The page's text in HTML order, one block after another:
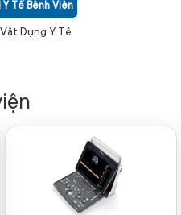
Y Tế Bệnh Viện
Dụng Y Tê